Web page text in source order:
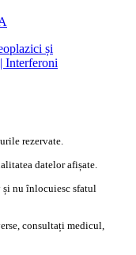
și
Interferoni
rezervate.
datelor afișate.
și nu înlocuiesc sfatul
consultați medicul,